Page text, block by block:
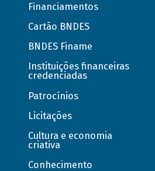
Financiamentos
Cartão BNDES
BNDES Finame
Instituições financeiras
credenciadas
Patrocínios
Licitações
Cultura e economia
criativa
Conhecimento